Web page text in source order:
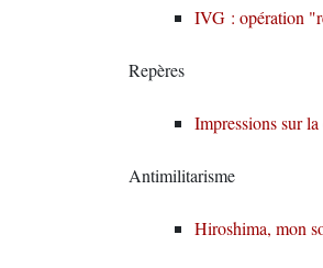
IVG : opération
Repères
Impressions sur
Antimilitarisme
Hiroshima, mon